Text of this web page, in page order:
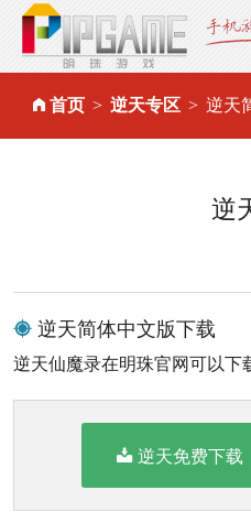
首页 逆天专区 逆天
逆
逆天简体中文版下载
逆天仙魔录在明珠官网可以下
逆天免费下载